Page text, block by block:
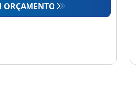
ORÇAMENTO